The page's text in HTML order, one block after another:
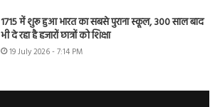
1715 में शुरू हुआ भारत का सबसे पुराना स्कूल, 300 साल बाद
भी दे रहा है हजारों छात्रों को शिक्षा
19 July 2026 - 7:14 PM